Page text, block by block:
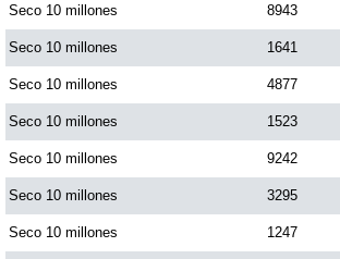
Paisita Noche
Paisita 3
Pick 3 Día
Pick 3 Noche
Seco 10 millones 8943
Seco 10 millones 1641
Seco 10 millones 4877
Seco 10 millones 1523
Seco 10 millones 9242
Seco 10 millones 3295
Seco 10 millones 1247